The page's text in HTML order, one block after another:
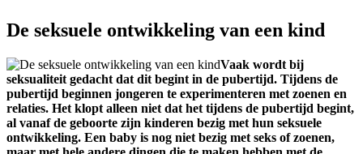
De seksuele ontwikkeling van een kind
Vaak wordt bij
seksualiteit gedacht dat dit begint in de pubertijd. Tijdens de
pubertijd beginnen jongeren te experimenteren met zoenen en
relaties. Het klopt alleen niet dat het tijdens de pubertijd begint,
al vanaf de geboorte zijn kinderen bezig met hun seksuele
ontwikkeling. Een baby is nog niet bezig met seks of zoenen,